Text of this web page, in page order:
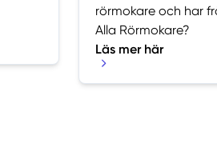
rörmokare och har
Alla Rörmokare?
Läs mer här